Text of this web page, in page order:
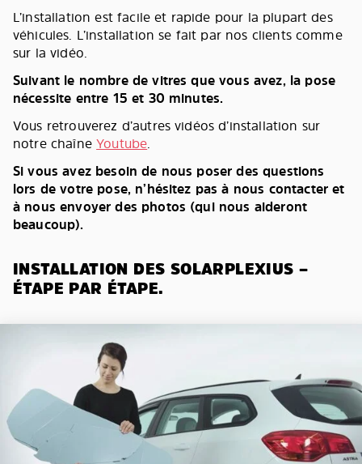
L’installation est facile et rapide pour la plupart des
véhicules. L’installation se fait par nos clients comme
sur la vidéo.
Suivant le nombre de vitres que vous avez, la pose
nécessite entre 15 et 30 minutes.
Vous retrouverez d’autres vidéos d’installation sur
notre chaîneYoutube.
Si vous avez besoin de nous poser des questions
lors de votre pose, n’hésitez pas à nous contacter et
à nous envoyer des photos (qui nous aideront
beaucoup).
INSTALLATION DES SOLARPLEXIUS –
ÉTAPE PAR ÉTAPE.